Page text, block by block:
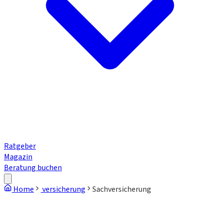
Ratgeber
Magazin
Beratung buchen
Home
versicherung Sachversicherung